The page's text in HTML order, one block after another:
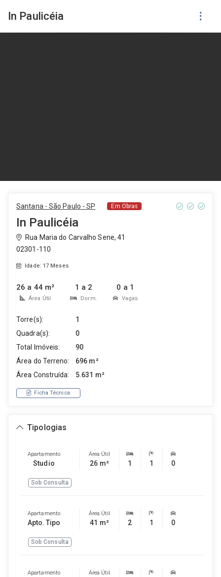
In Paulicéia
Santana - São Paulo - SP Em Obras
In Paulicéia
Rua Maria do Carvalho Sene, 41
02301-110
Idade: 17 Meses
26 a 44 m²
Área Útil
1 a 2
Dorm.
0 a 1
Vagas
Torre(s):
1
Quadra(s):
0
Total Imóveis:
90
Área do Terreno:
696 m²
Área Construída:
5.631 m²
Ficha Técnica
Tipologias
Apartamento
Studio
Área Útil
26 m² 1 1 0
Sob Consulta
Apartamento
Apto. Tipo
Área Útil
41 m² 2 1 0
Sob Consulta
Apartamento Área Útil